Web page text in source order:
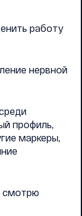
работу
нервной
профиль,
маркеры,
смотрю